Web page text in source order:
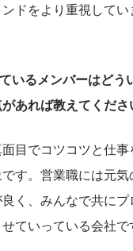
ドをより重視してい
いるメンバーはどう
あれば教えてくださ
面目でコツコツと仕
す。営業職には元
く、みんなで共に
ていっている会社で